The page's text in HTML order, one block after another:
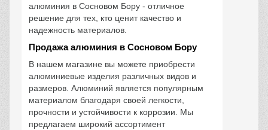
алюминия в Сосновом Бору - отличное
решение для тех, кто ценит качество и
надежность материалов.
Продажа алюминия в Сосновом Бору
В нашем магазине вы можете приобрести
алюминиевые изделия различных видов и
размеров. Алюминий является популярным
материалом благодаря своей легкости,
прочности и устойчивости к коррозии. Мы
предлагаем широкий ассортимент